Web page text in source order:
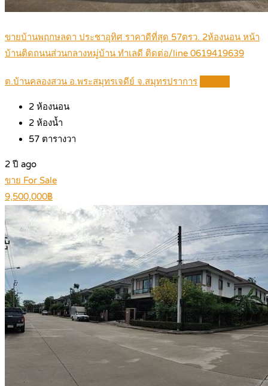
ขายบ้านพฤกษลดา ประชาอุทิศ ราคาดีที่สุด 57ตรว. 2ห้องนอน หน้า
บ้านติดถนนส่วนกลางหมู่บ้าน ทำเลดี ติดต่อ/line 0619419639
ต.บ้านคลองสวน อ.พระสมุทรเจดีย์ จ.สมุทรปราการ
2 ห้องนอน
2 ห้องน้ำ
57 ตารางวา
2 ปี ago
ขาย For Sale
9,500,000฿